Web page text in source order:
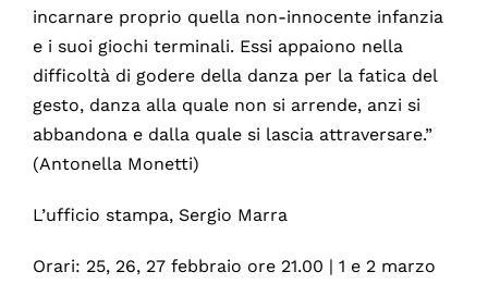
incarnare proprio quella non-innocente infanzia
e i suoi giochi terminali. Essi appaiono nella
difficoltà di godere della danza per la fatica del
gesto, danza alla quale non si arrende, anzi si
abbandona e dalla quale si lascia attraversare.”
(Antonella Monetti)
L’ufficio stampa, Sergio Marra
Orari: 25, 26, 27 febbraio ore 21.00 | 1 e 2 marzo